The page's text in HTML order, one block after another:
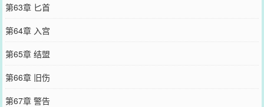
第63章 匕首
第64章 入宫
第65章 结盟
第66章 旧伤
第67章 警告